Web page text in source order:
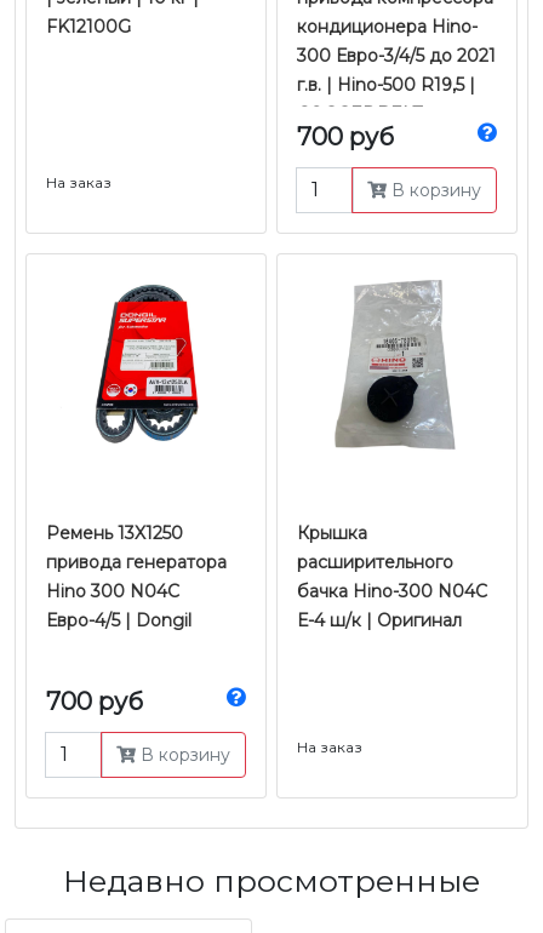
FK12100G
На заказ
кондиционера Hino-
300 Евро-3/4/5 до 2021
г.в. | Hino-500 R19,5 |
COGGEDBELT
700 руб
В корзину
Ремень 13X1250
привода генератора
Hino 300 N04C
Евро-4/5 | Dongil
700 руб
В корзину
Крышка
расширительного
бачка Hino-300 N04C
Е-4 ш/к | Оригинал
На заказ
Недавно просмотренные